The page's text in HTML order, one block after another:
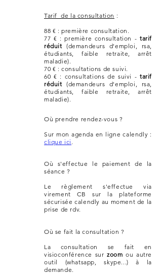
Tarif de la consultation :
88 € : première consultation.
77 € : première consultation - tarif
réduit(demandeurs d'emploi, rsa,
étudiants, faible retraite, arrêt
maladie).
70 € : consultations de suivi.
60 € : consultations de suivi - tarif
réduit (demandeurs d'emploi, rsa,
étudiants, faible retraite, arrêt
maladie).
Où prendre rendez-vous ?
Sur mon agenda en ligne calendly :
clique ici .
Où s'effectue le paiement de la
séance ?
Le règlement ​s'effectue via
virement CB sur la plateforme
sécurisée calendly au moment de la
prise de rdv.
Où se fait la consultation ?
La consultation se fait en
visioconférence surzoom ou autre
outil (whatsapp, skype...) à la
demande.